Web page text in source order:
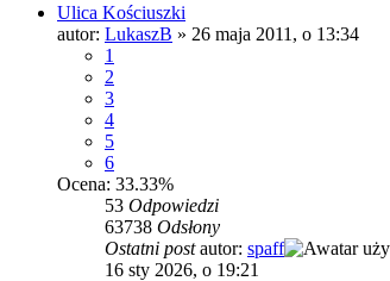
Ulica Kościuszki
autor: LukaszB » 26 maja 2011, o 13:34
1
2
3
4
5
6
Ocena: 33.33%
53 Odpowiedzi
63738 Odsłony
Ostatni postautor: spaff
16 sty 2026, o 19:21